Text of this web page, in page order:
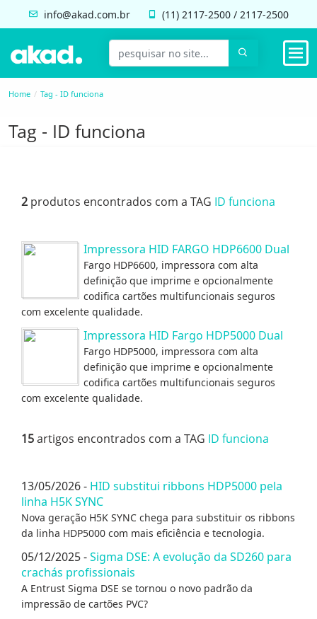
info@akad.com.br (11) 2117-2500 / 2117-2500
Home Tag - ID funciona
Tag - ID funciona
2 produtos encontrados com a TAG ID funciona
Impressora HID FARGO HDP6600 Dual
Fargo HDP6600, impressora com alta
definição que imprime e opcionalmente
codifica cartões multifuncionais seguros
com excelente qualidade.
Impressora HID Fargo HDP5000 Dual
Fargo HDP5000, impressora com alta
definição que imprime e opcionalmente
codifica cartões multifuncionais seguros
com excelente qualidade.
15artigos encontrados com a TAG ID funciona
13/05/2026 - HID substitui ribbons HDP5000 pela
linha H5K SYNC
Nova geração H5K SYNC chega para substituir os ribbons
da linha HDP5000 com mais eficiência e tecnologia.
05/12/2025 -Sigma DSE: A evolução da SD260 para
crachás profissionais
A Entrust Sigma DSE se tornou o novo padrão da
impressão de cartões PVC?